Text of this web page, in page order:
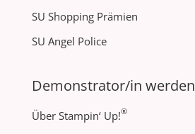
SU Shopping Prämien
SU Angel Police
Demonstrator/in werden
Über Stampin‘ Up!®